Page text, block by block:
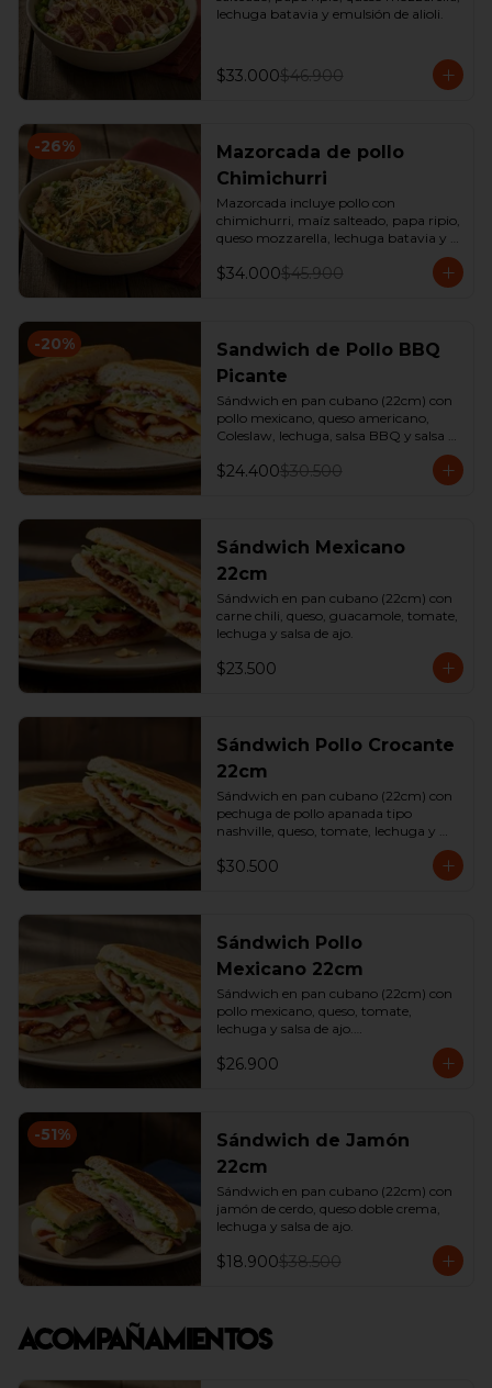
lechuga batavia y emulsión de alioli.
$33.000$46.900
-26%
Mazorcada de pollo
Chimichurri
Mazorcada incluye pollo con
chimichurri, maíz salteado, papa ripio,
queso mozzarella, lechuga batavia y
$34.000$45.900
-20%
Sandwich de Pollo BBQ
Picante
Sándwich en pan cubano (22cm) con
pollo mexicano, queso americano,
Coleslaw, lechuga, salsa BBQ y salsa
*Producto Ligeramente Picante.
$24.400$30.500
Sándwich Mexicano
22cm
Sándwich en pan cubano (22cm) con
carne chili, queso, guacamole, tomate,
lechuga y salsa de ajo.
$23.500
Sándwich Pollo Crocante
22cm
Sándwich en pan cubano (22cm) con
pechuga de pollo apanada tipo
nashville, queso, tomate, lechuga y
$30.500
Sándwich Pollo
Mexicano 22cm
Sándwich en pan cubano (22cm) con
pollo mexicano, queso, tomate,
lechuga y salsa de ajo.
$26.900
-51%
Sándwich de Jamón
22cm
Sándwich en pan cubano (22cm) con
jamón de cerdo, queso doble crema,
lechuga y salsa de ajo.
$18.900$38.500
Acompañamientos